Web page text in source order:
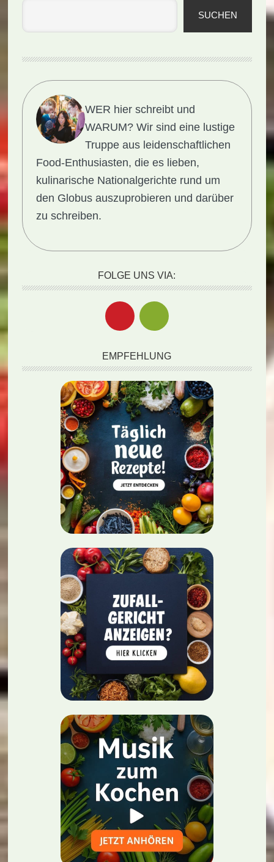
SUCHEN
WER hier schreibt und
WARUM? Wir sind eine lustige
Truppe aus leidenschaftlichen
Food-Enthusiasten, die es lieben,
kulinarische Nationalgerichte rund um
den Globus auszuprobieren und darüber
zu schreiben.
FOLGE UNS VIA:
EMPFEHLUNG